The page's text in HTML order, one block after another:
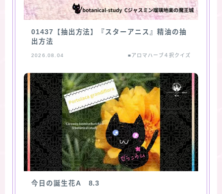
01437【抽出方法】『スターアニス』精油の抽
出方法
2026.08.04 ■アロマハーブ４択クイズ
今日の誕生花A 8.3